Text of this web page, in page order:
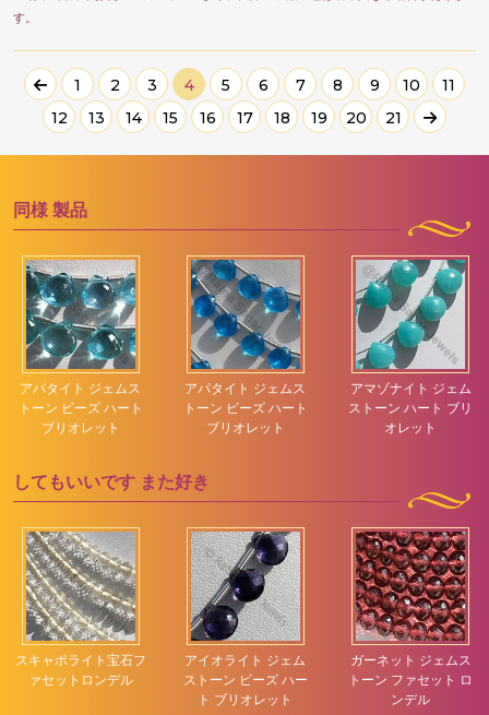
す。
1 2 3 4 5 6 7 8 9 10
11
12
13 14 15 16 17 18 19 20 21
同様 製品
アパタイト ジェムス
トーン ビーズ ハート
ブリオレット
アパタイト ジェムス
トーン ビーズ ハート
ブリオレット
アマゾナイト ジェム
ストーン ハート ブリ
オレット
してもいいです また好き
スキャポライト宝石フ
ァセットロンデル
アイオライト ジェム
ストーン ビーズ ハー
ト ブリオレット
ガーネット ジェムス
トーン ファセット ロ
ンデル